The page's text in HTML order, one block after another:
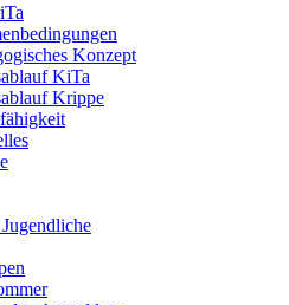
Konzept
KiTa
Krippe